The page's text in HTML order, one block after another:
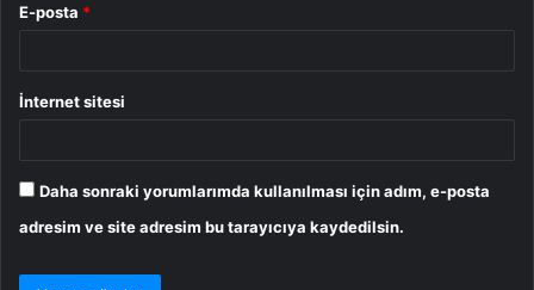
E-posta *
İnternet sitesi
Daha sonraki yorumlarımda kullanılması için adım, e-posta
adresim ve site adresim bu tarayıcıya kaydedilsin.